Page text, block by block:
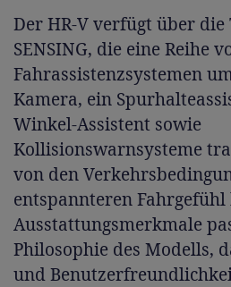
Der HR-V verfügt über die
SENSING, die eine Reihe
Fahrassistenzsystemen
Kamera, ein
Winkel-Assistent sowie
Kollisionswarnsysteme
von den
entspannteren Fahrgefühl
Ausstattungsmerkmale
Philosophie des Modells,
und